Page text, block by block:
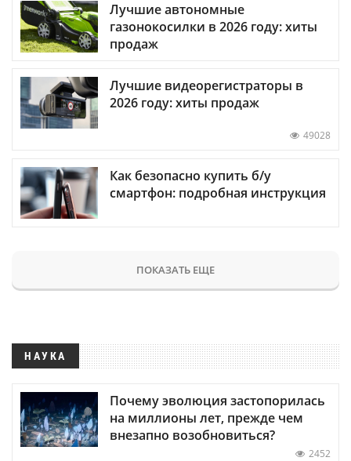
Лучшие автономные
газонокосилки в 2026 году: хиты
продаж
Лучшие видеорегистраторы в
2026 году: хиты продаж
49028
Как безопасно купить б/у
смартфон: подробная инструкция
ПОКАЗАТЬ ЕЩЕ
НАУКА
Почему эволюция застопорилась
на миллионы лет, прежде чем
внезапно возобновиться?
2452